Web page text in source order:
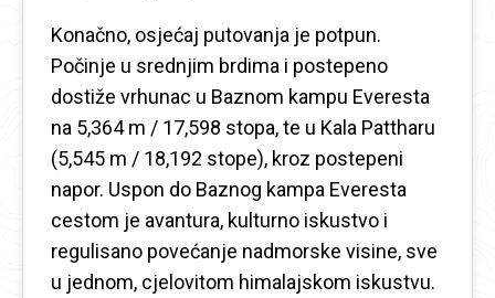
Konačno, osjećaj putovanja je potpun.
Počinje u srednjim brdima i postepeno
dostiže vrhunac u Baznom kampu Everesta
na 5,364 m / 17,598 stopa, te u Kala Pattharu
(5,545 m / 18,192 stope), kroz postepeni
napor. Uspon do Baznog kampa Everesta
cestom je avantura, kulturno iskustvo i
regulisano povećanje nadmorske visine, sve
u jednom, cjelovitom himalajskom iskustvu.